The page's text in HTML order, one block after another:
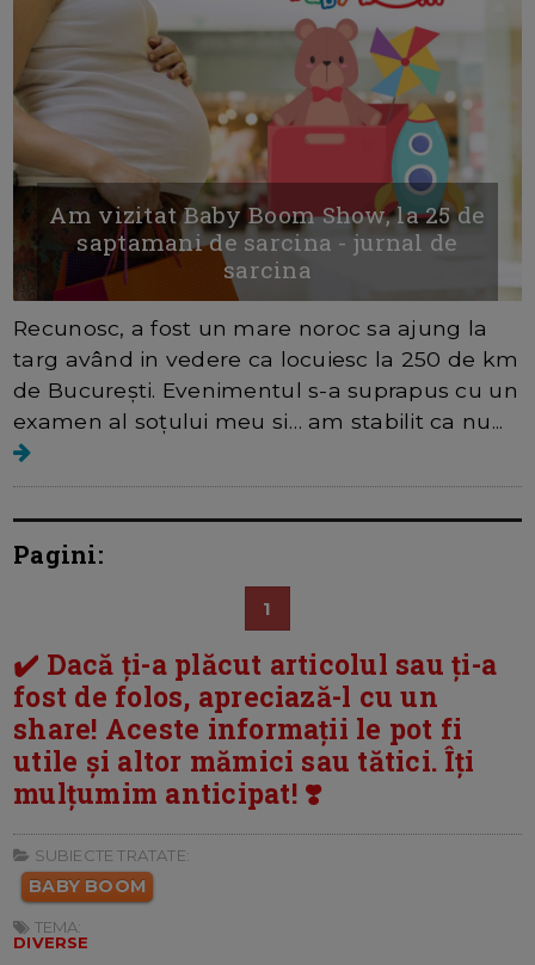
Am vizitat Baby Boom Show, la 25 de
saptamani de sarcina - jurnal de
sarcina
Recunosc, a fost un mare noroc sa ajung la
targ având in vedere ca locuiesc la 250 de km
de București. Evenimentul s-a suprapus cu un
examen al soțului meu si… am stabilit ca nu...
Pagini:
1
✔️ Dacă ți-a plăcut articolul sau ți-a
fost de folos, apreciază-l cu un
share! Aceste informații le pot fi
utile și altor mămici sau tătici. Îți
mulțumim anticipat! ❣️
SUBIECTE TRATATE:
BABY BOOM
TEMA:
DIVERSE